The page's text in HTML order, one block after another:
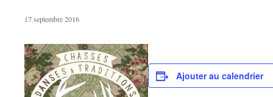
17 septembre 2016
Ajouter au calendrier